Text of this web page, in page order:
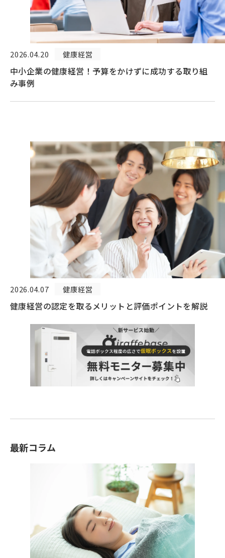
2026.04.20 健康経営
中小企業の健康経営！予算をかけずに成功する取り組
み事例
2026.04.07 健康経営
健康経営の認定を取るメリットと評価ポイントを解説
最新コラム